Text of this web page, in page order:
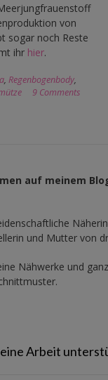
von
sogar noch Reste
ihr hier.
, Regenbogenbody,
9 Comments
auf meinem
und Mutter von
Nähwerke und
Arbeit